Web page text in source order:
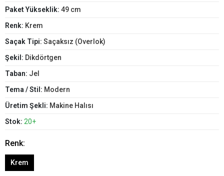
Paket Yükseklik: 49 cm
Renk: Krem
Saçak Tipi: Saçaksız (Overlok)
Şekil: Dikdörtgen
Taban: Jel
Tema / Stil: Modern
Üretim Şekli: Makine Halısı
Stok: 20+
Renk:
Krem